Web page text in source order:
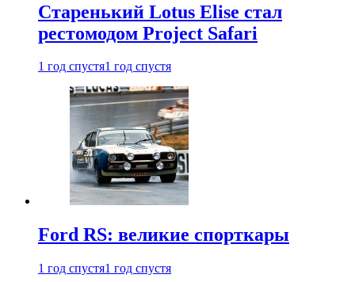
Старенький Lotus Elise стал
рестомодом Project Safari
1 год спустя1 год спустя
Ford RS: великие спорткары
1 год спустя1 год спустя